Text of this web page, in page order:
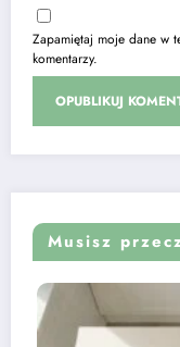
Zapamiętaj moje dane w
komentarzy.
Musisz